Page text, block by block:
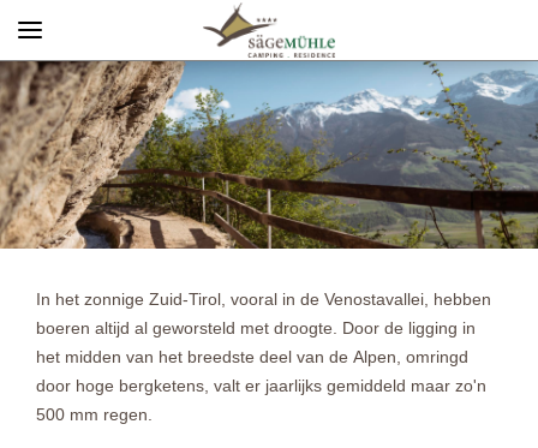
Menü
In het zonnige Zuid-Tirol, vooral in de Venostavallei, hebben
boeren altijd al geworsteld met droogte. Door de ligging in
het midden van het breedste deel van de Alpen, omringd
door hoge bergketens, valt er jaarlijks gemiddeld maar zo'n
500 mm regen.